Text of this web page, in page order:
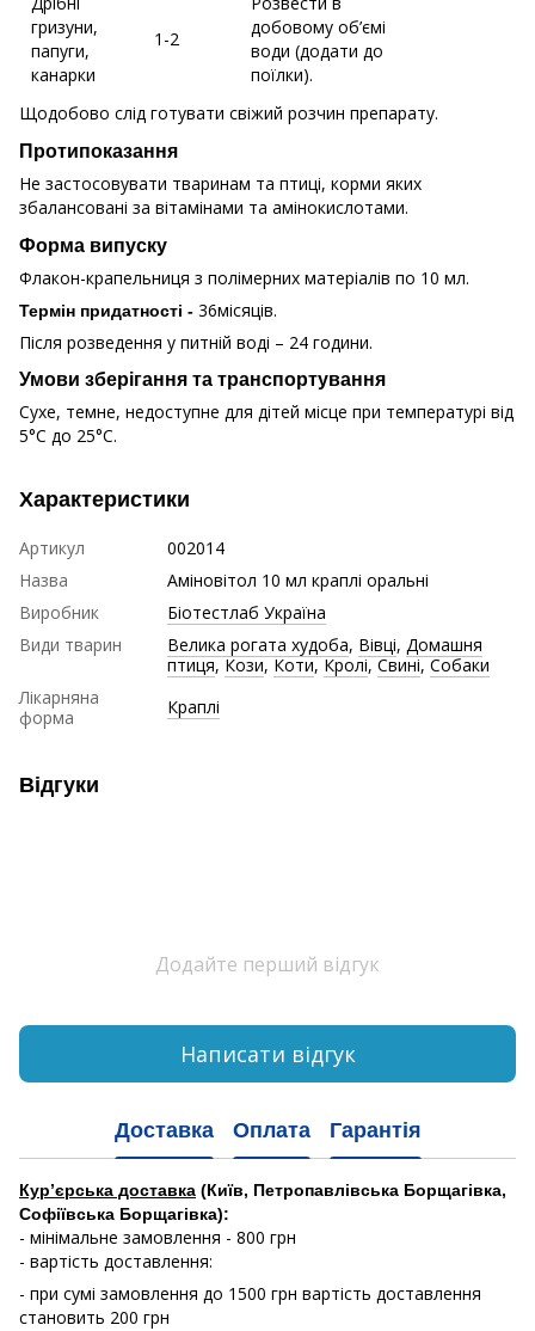
гризуни,
папуги,
канарки
1-2
добовому об’ємі
води (додати до
поїлки).
Щодобово слід готувати свіжий розчин препарату.
Протипоказання
Не застосовувати тваринам та птиці, корми яких
збалансовані за вітамінами та амінокислотами.
Форма випуску
Флакон-крапельниця з полімерних матеріалів по 10 мл.
Термін придатності - 36місяців.
Після розведення у питній воді – 24 години.
Умови зберігання та транспортування
Сухе, темне, недоступне для дітей місце при температурі від
5°С до 25°С.
Характеристики
Артикул
002014
Назва
Аміновітол 10 мл краплі оральні
Виробник
Біотестлаб Україна
Види тварин
Велика рогата худоба, Вівці, Домашня
птиця, Кози, Коти, Кролі, Свині, Собаки
Лікарняна
форма
Краплі
Відгуки
Додайте перший відгук
Написати відгук
Доставка Оплата Гарантія
Кур’єрська доставка (Київ, Петропавлівська Борщагівка,
Софіївська Борщагівка):
- мінімальне замовлення - 800 грн
- вартість доставлення:
- при сумі замовлення до 1500 грн вартість доставлення
становить 200 грн